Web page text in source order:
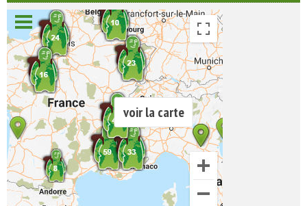
voir la carte